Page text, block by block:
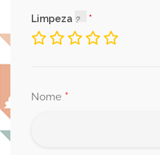
Limpeza
Nome *